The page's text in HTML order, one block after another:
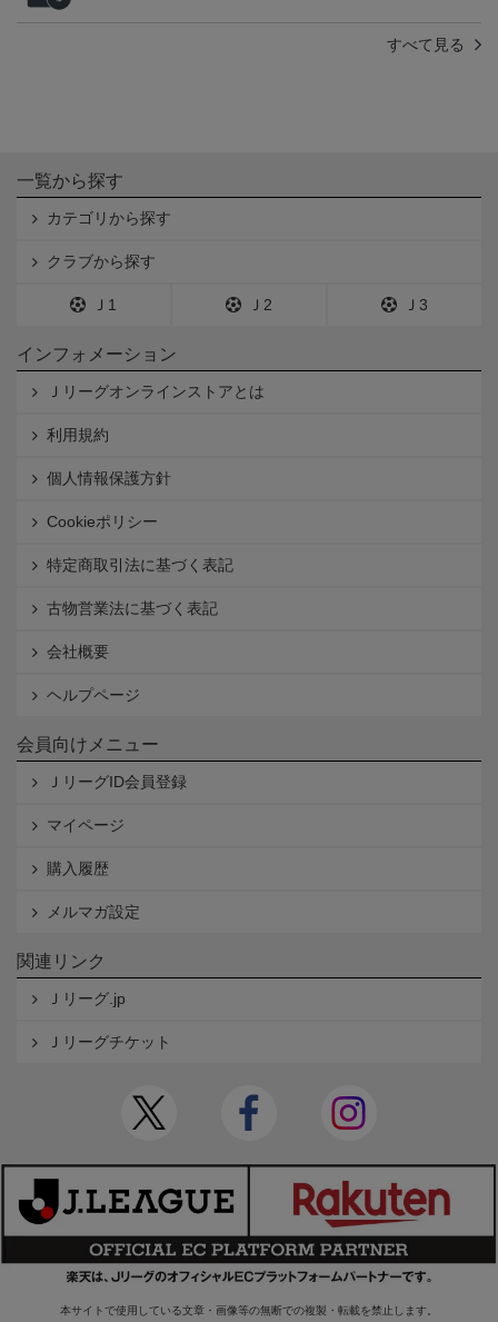
すべて見る
一覧から探す
カテゴリから探す
クラブから探す
Ｊ1 Ｊ2 Ｊ3
インフォメーション
Ｊリーグオンラインストアとは
利用規約
個人情報保護方針
Cookieポリシー
特定商取引法に基づく表記
古物営業法に基づく表記
会社概要
ヘルプページ
会員向けメニュー
ＪリーグID会員登録
マイページ
購入履歴
メルマガ設定
関連リンク
Ｊリーグ.jp
Ｊリーグチケット
本サイトで使用している文章・画像等の無断での複製・転載を禁止します。